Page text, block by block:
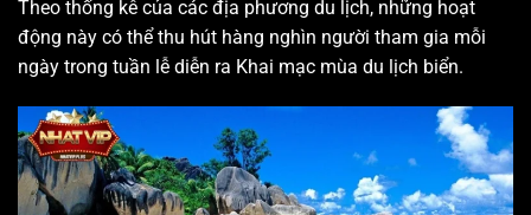
Theo thống kê của các địa phương du lịch, những hoạt
động này có thể thu hút hàng nghìn người tham gia mỗi
ngày trong tuần lễ diễn ra Khai mạc mùa du lịch biển.